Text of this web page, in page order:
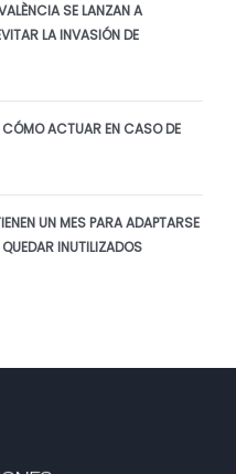
SE LANZAN A
LA INVASIÓN DE
ACTUAR EN CASO DE
UN MES PARA ADAPTARSE
INUTILIZADOS